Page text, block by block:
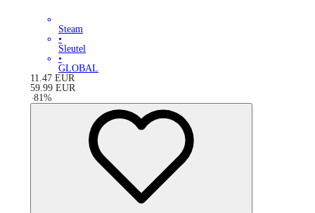
Steam
•
Sleutel
•
GLOBAL
11.47 EUR
59.99 EUR
-81%